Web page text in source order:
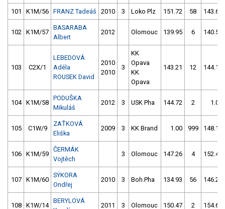
101 K1M/56 FRANZ Tadeáš 2010 3 Loko Plz 151.72 58 143.66
102 K1M/57
BASARABA
Albert
2012 Olomouc 139.95 6 140.53
103 C2X/1
LEBEDOVÁ
Adéla
ROUSEK David
2010
2010
3
KK
Opava
KK
Opava
143.21 12 144.10
104 K1M/58
PODUŠKA
Mikuláš
2012 3 USK Pha 144.72 2 1.00
105 C1W/9
ZAŤKOVÁ
Eliška
2009 3 KK Brand 1.00 999 148.14
106 K1M/59
ČERMÁK
Vojtěch
3 Olomouc 147.26 4 152.45
107 K1M/60
SÝKORA
Ondřej
2010 3 Boh.Pha 134.93 56 146.20
108 K1W/14
BERYLOVÁ
2011 3 Olomouc 150.47 2 154.60